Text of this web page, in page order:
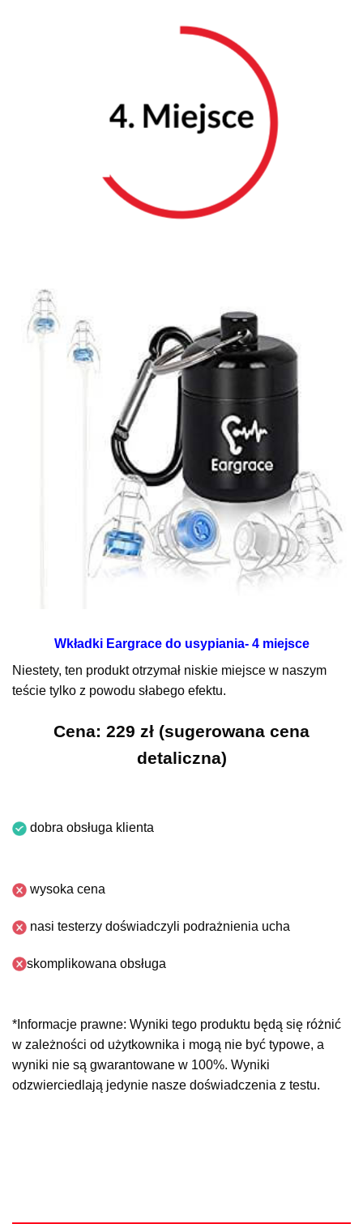
Wkładki Eargrace do usypiania- 4 miejsce
Niestety, ten produkt otrzymał niskie miejsce w naszym
teście tylko z powodu słabego efektu.
Cena: 229 zł (sugerowana cena
detaliczna)
dobra obsługa klienta
wysoka cena
nasi testerzy doświadczyli podrażnienia ucha
skomplikowana obsługa
*Informacje prawne: Wyniki tego produktu będą się różnić
w zależności od użytkownika i mogą nie być typowe, a
wyniki nie są gwarantowane w 100%. Wyniki
odzwierciedlają jedynie nasze doświadczenia z testu.